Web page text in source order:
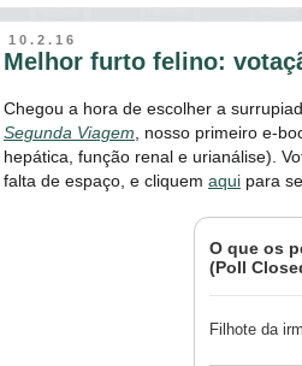
10.2.16
Melhor furto felino:
Chegou a hora de escolher a
Segunda Viagem, nosso primeiro e-
hepática, função renal e urianálise).
falta de espaço, e cliquem aqui para
O que os
(Poll
Filhote da